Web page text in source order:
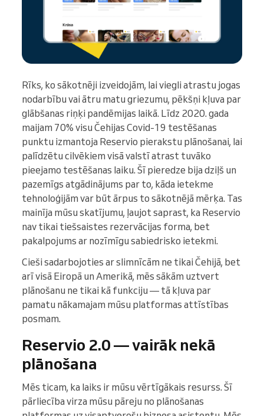
Rīks, ko sākotnēji izveidojām, lai viegli atrastu jogas
nodarbību vai ātru matu griezumu, pēkšņi kļuva par
glābšanas riņķi pandēmijas laikā. Līdz 2020. gada
maijam 70% visu Čehijas Covid-19 testēšanas
punktu izmantoja Reservio pierakstu plānošanai, lai
palīdzētu cilvēkiem visā valstī atrast tuvāko
pieejamo testēšanas laiku. Šī pieredze bija dziļš un
pazemīgs atgādinājums par to, kāda ietekme
tehnoloģijām var būt ārpus to sākotnējā mērķa. Tas
mainīja mūsu skatījumu, ļaujot saprast, ka Reservio
nav tikai tiešsaistes rezervācijas forma, bet
pakalpojums ar nozīmīgu sabiedrisko ietekmi.
Cieši sadarbojoties ar slimnīcām ne tikai Čehijā, bet
arī visā Eiropā un Amerikā, mēs sākām uztvert
plānošanu ne tikai kā funkciju — tā kļuva par
pamatu nākamajam mūsu platformas attīstības
posmam.
Reservio 2.0 — vairāk nekā
plānošana
Mēs ticam, ka laiks ir mūsu vērtīgākais resurss. Šī
pārliecība virza mūsu pāreju no plānošanas